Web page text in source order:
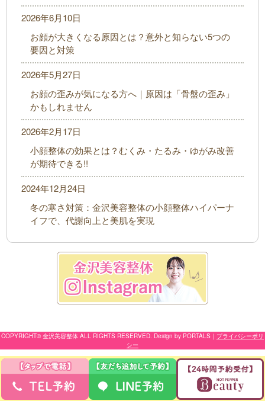
お顔が大きくなる原因とは？意外と知らない5つの
要因と対策
2026年6月10日
お顔の歪みが気になる方へ｜原因は「骨盤の歪み」
かもしれません
2026年5月27日
小顔整体の効果とは？むくみ・たるみ・ゆがみ改善
が期待できる!!
2026年2月17日
冬の寒さ対策：金沢美容整体の小顔整体ハイパーナ
イフで、代謝向上と美肌を実現
2024年12月24日
COPYRIGHT© 金沢美容整体 ALL RIGHTS RESERVED. Design by PORTALS ｜ プライバシーポリ
シー